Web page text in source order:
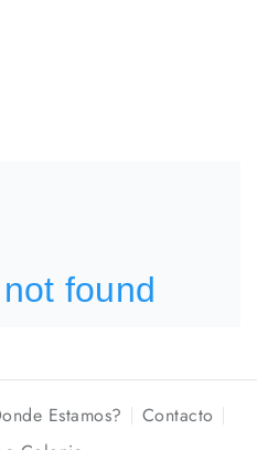
Estamos?
Contacto